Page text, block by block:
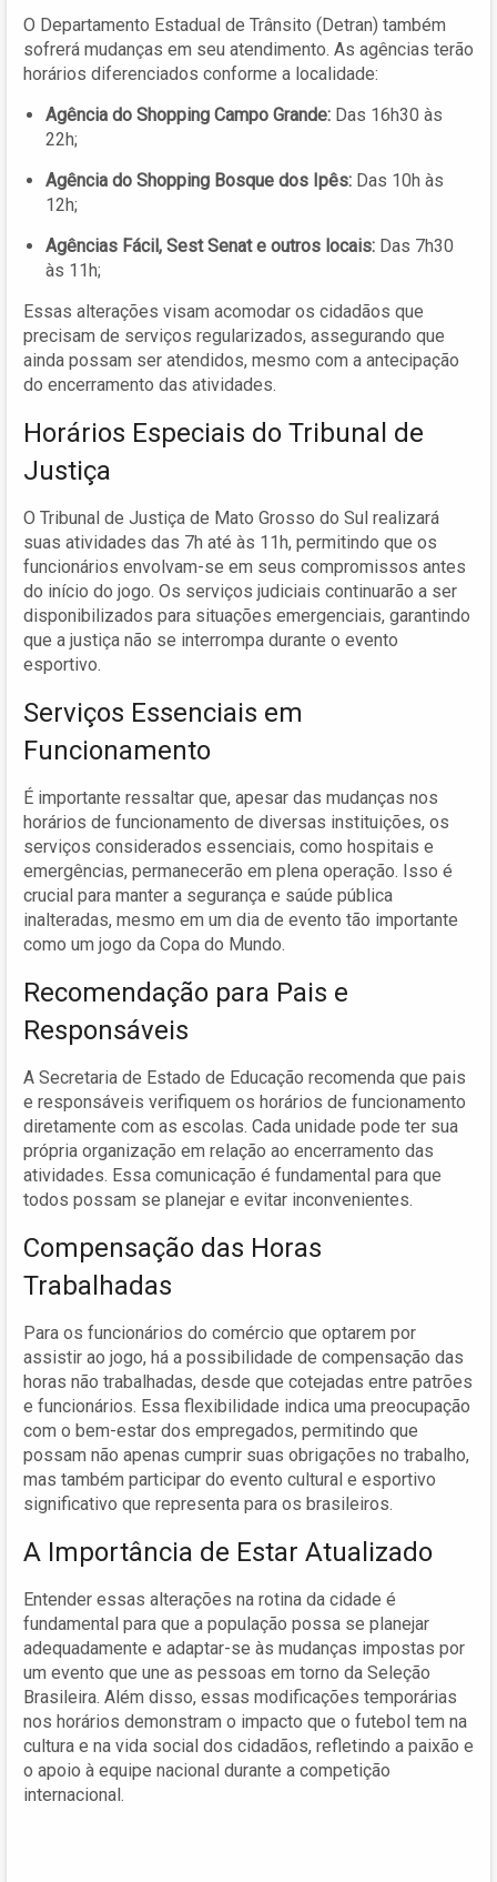
O Departamento Estadual de Trânsito (Detran) também
sofrerá mudanças em seu atendimento. As agências terão
horários diferenciados conforme a localidade:
Agência do Shopping Campo Grande: Das 16h30 às
22h;
Agência do Shopping Bosque dos Ipês: Das 10h às
12h;
Agências Fácil, Sest Senat e outros locais: Das 7h30
às 11h;
Essas alterações visam acomodar os cidadãos que
precisam de serviços regularizados, assegurando que
ainda possam ser atendidos, mesmo com a antecipação
do encerramento das atividades.
Horários Especiais do Tribunal de
Justiça
O Tribunal de Justiça de Mato Grosso do Sul realizará
suas atividades das 7h até às 11h, permitindo que os
funcionários envolvam-se em seus compromissos antes
do início do jogo. Os serviços judiciais continuarão a ser
disponibilizados para situações emergenciais, garantindo
que a justiça não se interrompa durante o evento
esportivo.
Serviços Essenciais em
Funcionamento
É importante ressaltar que, apesar das mudanças nos
horários de funcionamento de diversas instituições, os
serviços considerados essenciais, como hospitais e
emergências, permanecerão em plena operação. Isso é
crucial para manter a segurança e saúde pública
inalteradas, mesmo em um dia de evento tão importante
como um jogo da Copa do Mundo.
Recomendação para Pais e
Responsáveis
A Secretaria de Estado de Educação recomenda que pais
e responsáveis verifiquem os horários de funcionamento
diretamente com as escolas. Cada unidade pode ter sua
própria organização em relação ao encerramento das
atividades. Essa comunicação é fundamental para que
todos possam se planejar e evitar inconvenientes.
Compensação das Horas
Trabalhadas
Para os funcionários do comércio que optarem por
assistir ao jogo, há a possibilidade de compensação das
horas não trabalhadas, desde que cotejadas entre patrões
e funcionários. Essa flexibilidade indica uma preocupação
com o bem-estar dos empregados, permitindo que
possam não apenas cumprir suas obrigações no trabalho,
mas também participar do evento cultural e esportivo
significativo que representa para os brasileiros.
A Importância de Estar Atualizado
Entender essas alterações na rotina da cidade é
fundamental para que a população possa se planejar
adequadamente e adaptar-se às mudanças impostas por
um evento que une as pessoas em torno da Seleção
Brasileira. Além disso, essas modificações temporárias
nos horários demonstram o impacto que o futebol tem na
cultura e na vida social dos cidadãos, refletindo a paixão e
o apoio à equipe nacional durante a competição
internacional.